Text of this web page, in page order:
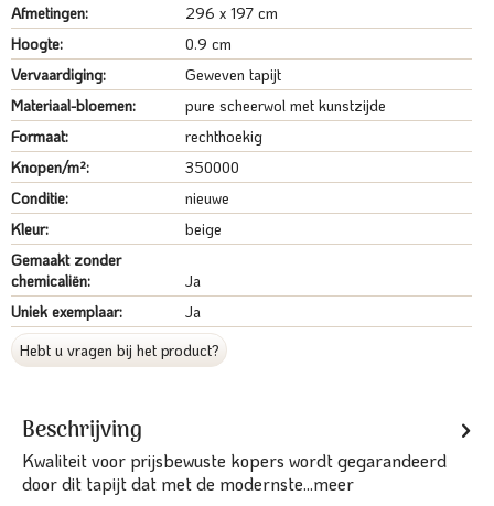
Afmetingen:
296 x 197 cm
Hoogte:
0.9 cm
Vervaardiging:
Geweven tapijt
Materiaal-bloemen:
pure scheerwol met kunstzijde
Formaat:
rechthoekig
Knopen/m²:
350000
Conditie:
nieuwe
Kleur:
beige
Gemaakt zonder
chemicaliën:
Ja
Uniek exemplaar:
Ja
Hebt u vragen bij het product?
Beschrijving
Kwaliteit voor prijsbewuste kopers wordt gegarandeerd
door dit tapijt dat met de modernste...meer